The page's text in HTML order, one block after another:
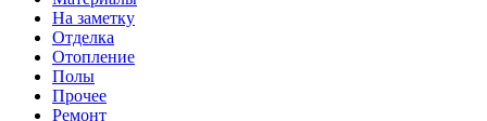
На заметку
Отделка
Отопление
Полы
Прочее
Ремонт